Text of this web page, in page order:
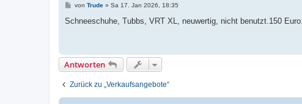
B
i
von Trude» Sa 17. Jan 2026, 18:35
Schneeschuhe, Tubbs, VRT XL, neuwertig, nicht benutzt.150 Euro.
Antworten
Zurück zu „Verkaufsangebote“